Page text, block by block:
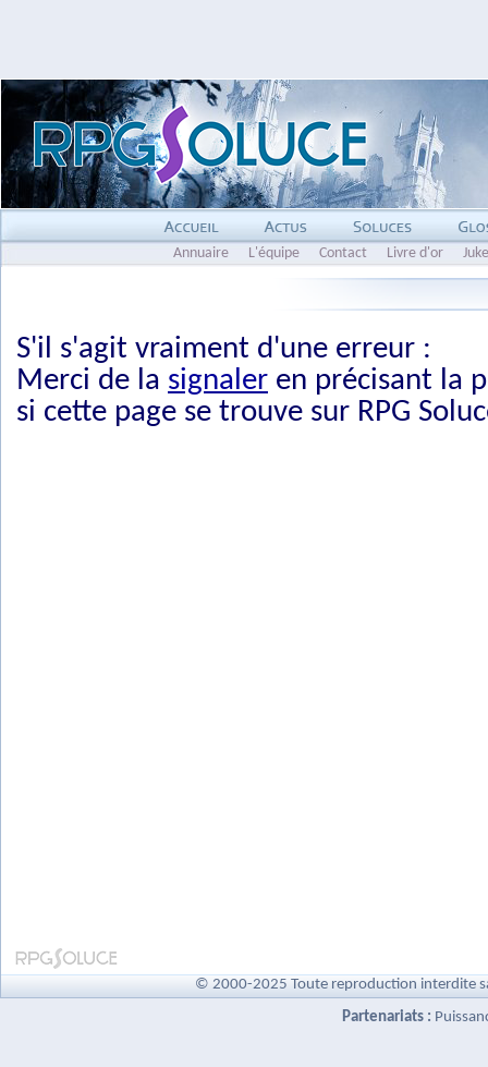
Annuaire L'équipe Contact Livre d'or
S'il s'agit vraiment d'une erreur :
Merci de la signaler en précisant la
si cette page se trouve sur RPG
© 2000-2025 Toute reproduction interdite
Partenariats :